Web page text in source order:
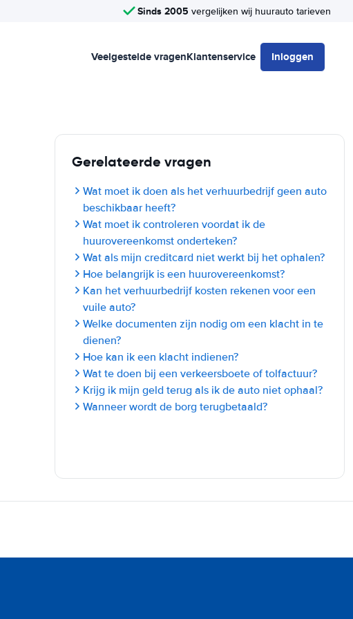
Sinds 2005 vergelijken wij huurauto tarieven
Veelgestelde vragenKlantenservice Inloggen
Gerelateerde vragen
Wat moet ik doen als het verhuurbedrijf geen auto
beschikbaar heeft?
Wat moet ik controleren voordat ik de
huurovereenkomst onderteken?
Wat als mijn creditcard niet werkt bij het ophalen?
Hoe belangrijk is een huurovereenkomst?
Kan het verhuurbedrijf kosten rekenen voor een
vuile auto?
Welke documenten zijn nodig om een klacht in te
dienen?
Hoe kan ik een klacht indienen?
Wat te doen bij een verkeersboete of tolfactuur?
Krijg ik mijn geld terug als ik de auto niet ophaal?
Wanneer wordt de borg terugbetaald?